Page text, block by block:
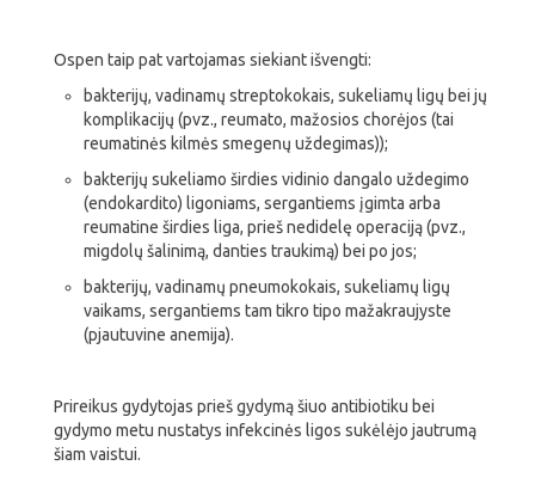
Ospen taip pat vartojamas siekiant išvengti:
bakterijų, vadinamų streptokokais, sukeliamų ligų bei jų
komplikacijų (pvz., reumato, mažosios chorėjos (tai
reumatinės kilmės smegenų uždegimas));
bakterijų sukeliamo širdies vidinio dangalo uždegimo
(endokardito) ligoniams, sergantiems įgimta arba
reumatine širdies liga, prieš nedidelę operaciją (pvz.,
migdolų šalinimą, danties traukimą) bei po jos;
bakterijų, vadinamų pneumokokais, sukeliamų ligų
vaikams, sergantiems tam tikro tipo mažakraujyste
(pjautuvine anemija).
Prireikus gydytojas prieš gydymą šiuo antibiotiku bei
gydymo metu nustatys infekcinės ligos sukėlėjo jautrumą
šiam vaistui.